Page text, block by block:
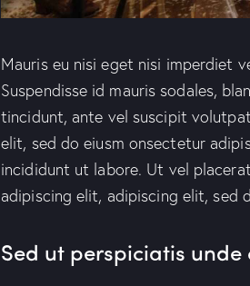
Mauris eu nisi eget nisi imperdiet
Suspendisse id mauris sodales,
tincidunt, ante vel suscipit
elit, sed do eiusm onsectetur
incididunt ut labore. Ut vel
adipiscing elit, adipiscing elit, sed
Sed ut perspiciatis